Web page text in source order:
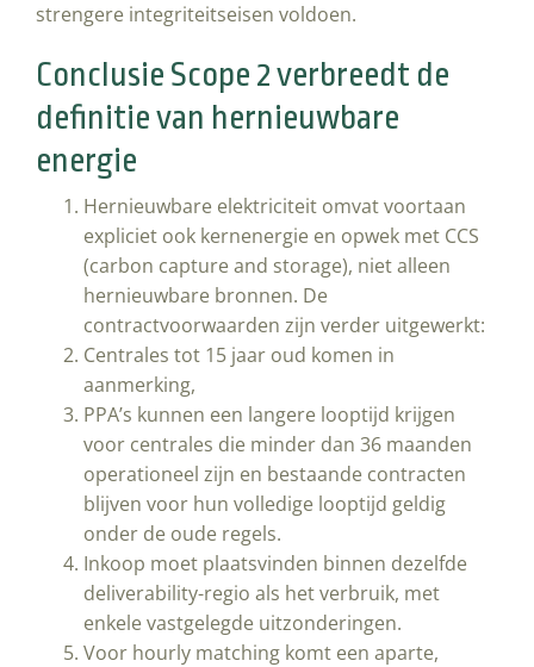
strengere integriteitseisen voldoen.
Conclusie Scope 2 verbreedt de
definitie van hernieuwbare
energie
Hernieuwbare elektriciteit omvat voortaan
expliciet ook kernenergie en opwek met CCS
(carbon capture and storage), niet alleen
hernieuwbare bronnen. De
contractvoorwaarden zijn verder uitgewerkt:
Centrales tot 15 jaar oud komen in
aanmerking,
PPA’s kunnen een langere looptijd krijgen
voor centrales die minder dan 36 maanden
operationeel zijn en bestaande contracten
blijven voor hun volledige looptijd geldig
onder de oude regels.
Inkoop moet plaatsvinden binnen dezelfde
deliverability-regio als het verbruik, met
enkele vastgelegde uitzonderingen.
Voor hourly matching komt een aparte,